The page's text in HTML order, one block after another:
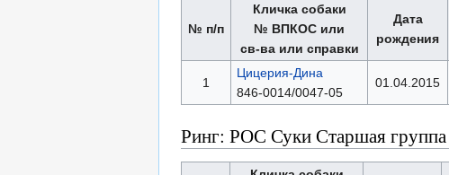
№ п/п
Кличка собаки
№ ВПКОС или
св-ва или справки
Дата
рождения
1
Цицерия-Дина
846-0014/0047-05
01.04.2015
Ринг: РОС Суки Старшая группа